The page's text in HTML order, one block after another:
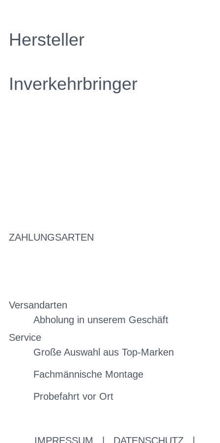
Hersteller
Inverkehrbringer
ZAHLUNGSARTEN
Versandarten
Abholung in unserem Geschäft
Service
Große Auswahl aus Top-Marken
Fachmännische Montage
Probefahrt vor Ort
IMPRESSUM DATENSCHUTZ